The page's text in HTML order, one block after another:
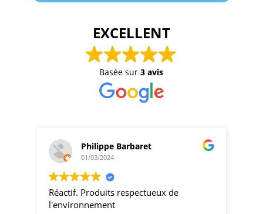
EXCELLENT
Basée sur3 avis
Philippe Barbaret
01/03/2024
Réactif. Produits respectueux de
l'environnement